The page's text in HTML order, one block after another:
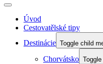
Úvod
Cestovatělské tipy
Destinácie Toggle child
Chorvátsko